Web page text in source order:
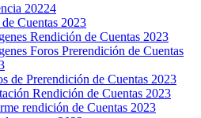
20224
Cuentas 2023
Rendición de Cuentas 2023
Foros Prerendición de Cuentas
de Prerendición de Cuentas 2023
Rendición de Cuentas 2023
rendición de Cuentas 2023